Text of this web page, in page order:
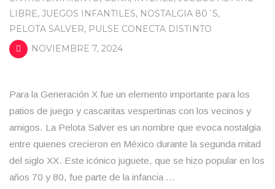
LIBRE, JUEGOS INFANTILES, NOSTALGIA 80´S,
PELOTA SALVER, PULSE CONECTA DISTINTO
NOVIEMBRE 7, 2024
Para la Generación X fue un elemento importante para los
patios de juego y cascaritas vespertinas con los vecinos y
amigos. La Pelota Salver es un nombre que evoca nostalgia
entre quienes crecieron en México durante la segunda mitad
del siglo XX. Este icónico juguete, que se hizo popular en los
años 70 y 80, fue parte de la infancia …